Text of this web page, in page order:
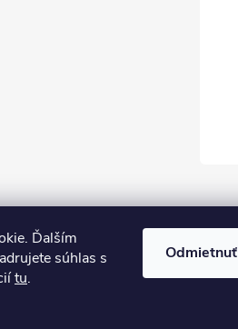
Ďalším
súhlas s
tu.
Odmietnuť